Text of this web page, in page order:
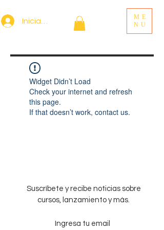
Iniciar sesión
ME
NU
Widget Didn’t Load
Check your internet and refresh
this page.
If that doesn’t work, contact us.
Suscríbete y recibe noticias sobre
cursos, lanzamiento y más.